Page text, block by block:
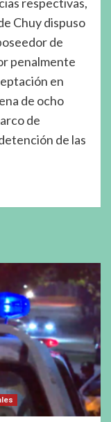
Chuy dispuso
de
penalmente
en
de ocho
de
de las